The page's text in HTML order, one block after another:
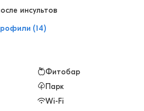
инсультов
(14)
Фитобар
Парк
Wi-Fi